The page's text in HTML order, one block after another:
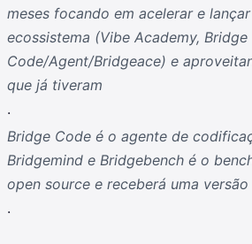
meses focando em acelerar e
ecossistema (Vibe Academy, Bridge
Code/Agent/Bridgeace) e
que já tiveram
.
Bridge Code é o agente de
Bridgemind e Bridgebench é o
open source e receberá uma
.